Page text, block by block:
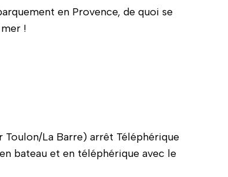
en Provence, de quoi se
!
Toulon/La Barre) arrêt Téléphérique
bateau et en téléphérique avec le